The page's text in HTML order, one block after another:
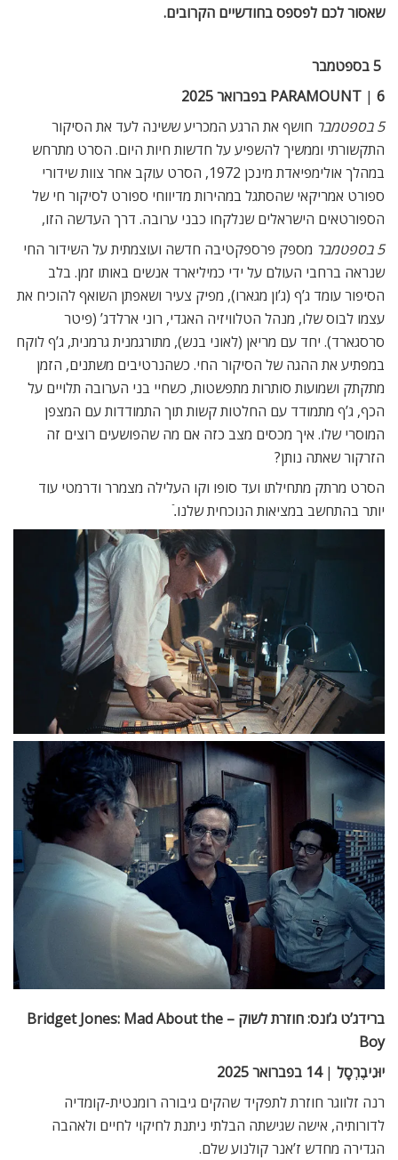
שאסור לכם לפספס בחודשיים הקרובים.​​​​​​​​​​​​​​​​
PARAMOUNT | 6 בפברואר 2025
5 בספטמבר
חושף את הרגע המכריע ששינה לעד את הסיקור
התקשורתי וממשיך להשפיע על חדשות חיות היום. הסרט מתרחש
במהלך אולימפיאדת מינכן 1972, הסרט עוקב אחר צוות שידורי
ספורט אמריקאי שהסתגל במהירות מדיווחי ספורט לסיקור חי של
הספורטאים הישראלים שנלקחו כבני ערובה. דרך העדשה הזו,
5 בספטמבר
מספק פרספקטיבה חדשה ועוצמתית על השידור החי
שנראה ברחבי העולם על ידי כמיליארד אנשים באותו זמן. בלב
הסיפור עומד ג’ף (ג’ון מגארו), מפיק צעיר ושאפתן השואף להוכיח את
עצמו לבוס שלו, מנהל הטלוויזיה האגדי, רוני ארלדג’ (פיטר
סרסגארד). יחד עם מריאן (לאוני בנש), מתורגמנית גרמנית, ג’ף לוקח
במפתיע את ההגה של הסיקור החי. כשהנרטיבים משתנים, הזמן
מתקתק ושמועות סותרות מתפשטות, כשחיי בני הערובה תלויים על
הכף, ג’ף מתמודד עם החלטות קשות תוך התמודדות עם המצפן
המוסרי שלו. איך מכסים מצב כזה אם מה שהפושעים רוצים זה
הזרקור שאתה נותן?
הסרט מרתק מתחילתו ועד סופו וקו העלילה מצמרר ודרמטי עוד
יותר בהתחשב במציאות הנוכחית שלנו.ֿ
ברידג’ט ג’ונס: חוזרת לשוק – Bridget Jones: Mad About the
Boy
יוּנִיבֶרְסָלִ |14 בפברואר 2025
רנה זלווגר חוזרת לתפקיד שהקים גיבורה רומנטית-קומדיה
לדורותיה, אישה שגישתה הבלתי ניתנת לחיקוי לחיים ולאהבה
הגדירה מחדש ז’אנר קולנוע שלם.